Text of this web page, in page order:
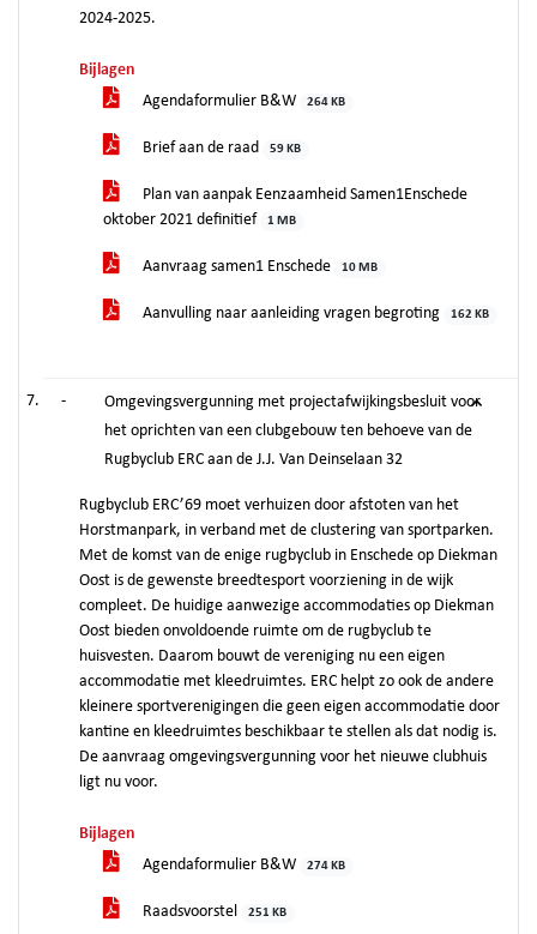
2024-2025.
Bijlagen
Agendaformulier B&W
264 KB
Brief aan de raad 59 KB
Plan van aanpak Eenzaamheid Samen1Enschede
oktober 2021 definitief
1 MB
Aanvraag samen1 Enschede 10 MB
Aanvulling naar aanleiding vragen begroting 162 KB
-
Omgevingsvergunning met projectafwijkingsbesluit voor
het oprichten van een clubgebouw ten behoeve van de
Rugbyclub ERC aan de J.J. Van Deinselaan 32
Rugbyclub ERC’69 moet verhuizen door afstoten van het
Horstmanpark, in verband met de clustering van sportparken.
Met de komst van de enige rugbyclub in Enschede op Diekman
Oost is de gewenste breedtesport voorziening in de wijk
compleet. De huidige aanwezige accommodaties op Diekman
Oost bieden onvoldoende ruimte om de rugbyclub te
huisvesten. Daarom bouwt de vereniging nu een eigen
accommodatie met kleedruimtes. ERC helpt zo ook de andere
kleinere sportverenigingen die geen eigen accommodatie door
kantine en kleedruimtes beschikbaar te stellen als dat nodig is.
De aanvraag omgevingsvergunning voor het nieuwe clubhuis
ligt nu voor.
Bijlagen
Agendaformulier B&W
274 KB
Raadsvoorstel 251 KB